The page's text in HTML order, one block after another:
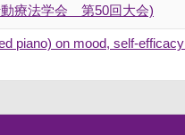
動療法学会 第50回大会)
piano) on mood, self-